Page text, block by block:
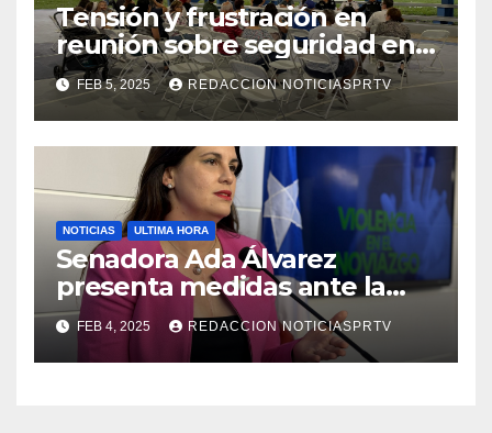
Tensión y frustración en
reunión sobre seguridad en
Reparto Metropolitano
FEB 5, 2025 REDACCION NOTICIASPRTV
NOTICIAS ULTIMA HORA
Senadora Ada Álvarez
presenta medidas ante la
violencia en el noviazgo
FEB 4, 2025 REDACCION NOTICIASPRTV